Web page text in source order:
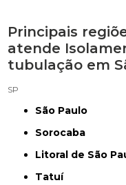
Principais
atende
tubulação em
SP
São Paulo
Sorocaba
Litoral de São
Tatuí